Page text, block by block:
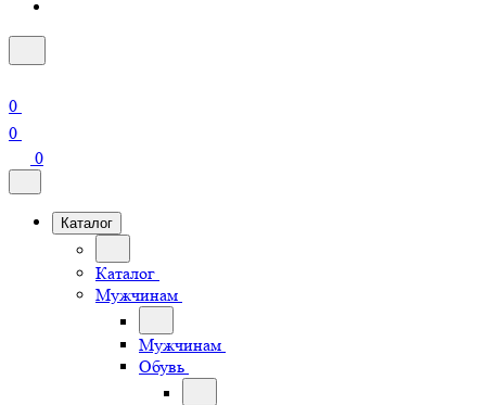
0
0
0
Каталог
Каталог
Мужчинам
Мужчинам
Обувь